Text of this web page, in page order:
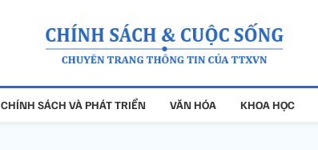
CHÍNH SÁCH VÀ PHÁT TRIỂN VĂN HÓA KHOA HỌC